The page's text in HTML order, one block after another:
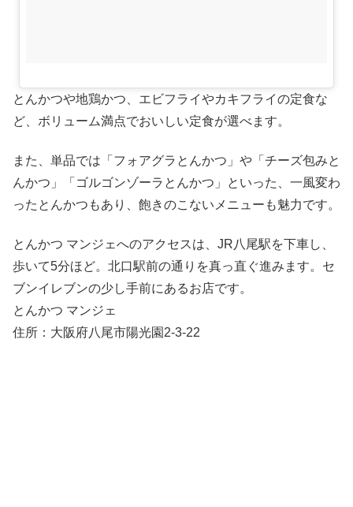
とんかつや地鶏かつ、エビフライやカキフライの定食な
ど、ボリューム満点でおいしい定食が選べます。
また、単品では「フォアグラとんかつ」や「チーズ包みと
んかつ」「ゴルゴンゾーラとんかつ」といった、一風変わ
ったとんかつもあり、飽きのこないメニューも魅力です。
とんかつ マンジェへのアクセスは、JR八尾駅を下車し、
歩いて5分ほど。北口駅前の通りを真っ直ぐ進みます。セ
ブンイレブンの少し手前にあるお店です。
とんかつ マンジェ
住所：大阪府八尾市陽光園2-3-22